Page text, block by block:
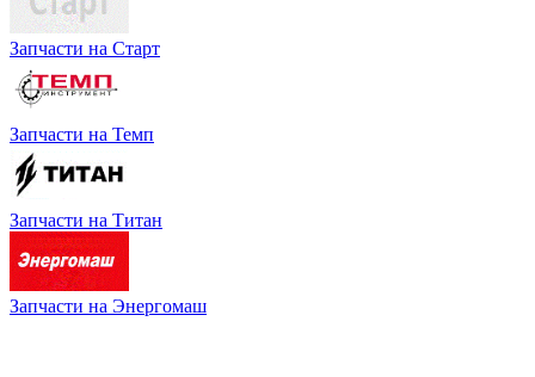
Запчасти на Старт
Запчасти на Темп
Запчасти на Титан
Запчасти на Энергомаш